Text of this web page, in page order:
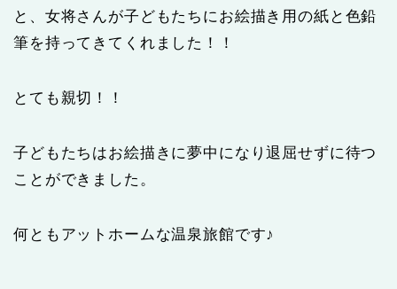
と、女将さんが子どもたちにお絵描き用の紙と色鉛
筆を持ってきてくれました！！
とても親切！！
子どもたちはお絵描きに夢中になり退屈せずに待つ
ことができました。
何ともアットホームな温泉旅館です♪